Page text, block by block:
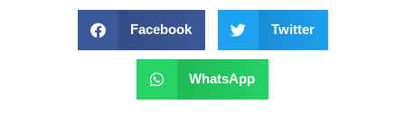
Facebook Twitter
WhatsApp